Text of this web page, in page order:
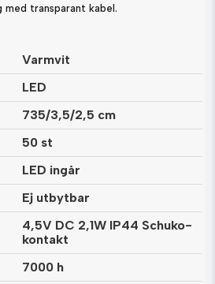
med transparant kabel.
Varmvit
LED
735/3,5/2,5 cm
50 st
LED ingår
Ej utbytbar
4,5V DC 2,1W IP44 Schuko-
kontakt
7000 h